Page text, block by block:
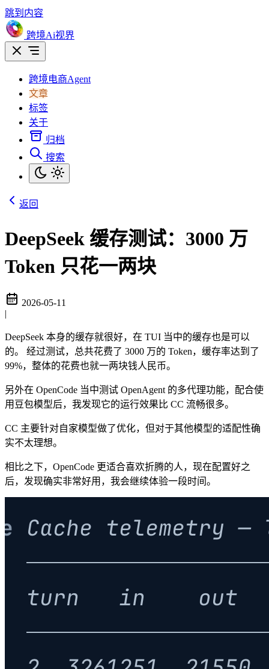
跳到内容
跨境Ai视界
跨境电商Agent
文章
标签
关于
归档
搜索
返回
DeepSeek 缓存测试：3000 万
Token 只花一两块
2026-05-11
|
DeepSeek 本身的缓存就很好，在 TUI 当中的缓存也是可以
的。 经过测试，总共花费了 3000 万的 Token，缓存率达到了
99%，整体的花费也就一两块钱人民币。
另外在 OpenCode 当中测试 OpenAgent 的多代理功能，配合使
用豆包模型后，我发现它的运行效果比 CC 流畅很多。
CC 主要针对自家模型做了优化，但对于其他模型的适配性确
实不太理想。
相比之下，OpenCode 更适合喜欢折腾的人，现在配置好之
后，发现确实非常好用，我会继续体验一段时间。